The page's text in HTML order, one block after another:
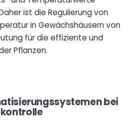
ist die Regulierung von
in Gewächshäusern von
für die effiziente und
Pflanzen.
bei